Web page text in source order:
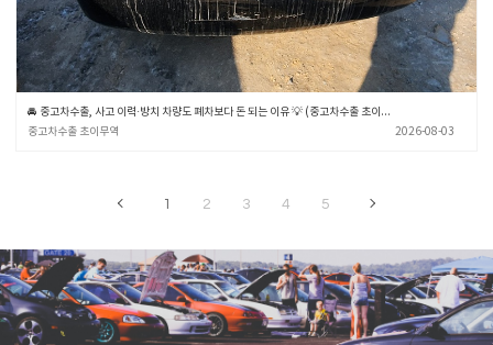
🚘 중고차수출, 사고 이력·방치 차량도 폐차보다 돈 되는 이유 💡 (중고차수출 초이무역)
중고차수출 초이무역
2026-08-03
1 2 3 4 5